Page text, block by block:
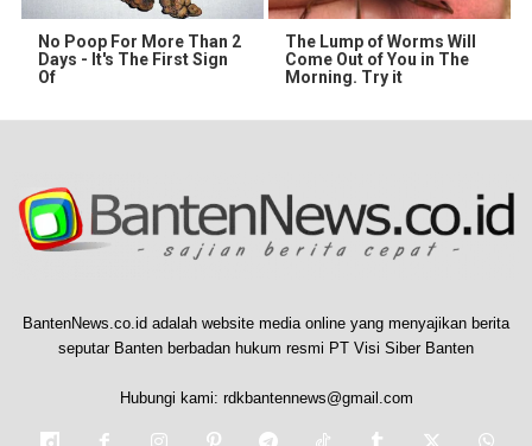
No Poop For More Than 2
Days - It's The First Sign
Of
The Lump of Worms Will
Come Out of You in The
Morning. Try it
BantenNews.co.id adalah website media online yang menyajikan berita
seputar Banten berbadan hukum resmi PT Visi Siber Banten
Hubungi kami: rdkbantennews@gmail.com